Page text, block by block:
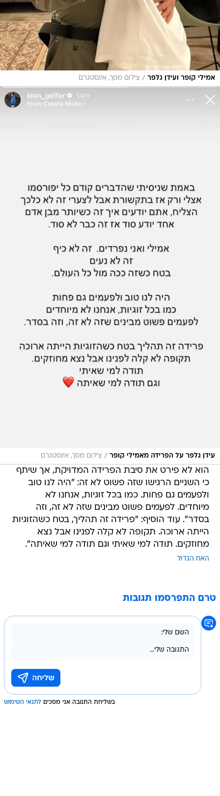
אמילי קופר ועידן גלפר / צילום מסך, אינסטגרם
עידן גלפר על הפרידה מאמילי קופר / צילום מסך, אינסטגרם
הוא לא פירט את סיבת הפרידה המדויקת, אך שיתף
כי השניים הרגישו שזה פשוט לא זה: "היה לנו טוב
ולפעמים גם פחות. כמו בכל זוגיות, אנחנו לא
מיוחדים. לפעמים פשוט מבינים שזה לא זה, וזה
בסדר". עוד הוסיף: "פרידה זה תהליך, בטח כשהזוגיות
הייתה ארוכה. תקופה לא קלה לפנינו אבל נצא
מחוזקים. תודה למי שאיתי וגם תודה למי שאיתה".
האח הגדול
טרם התפרסמו תגובות
בשליחת התגובה אני מסכים לתנאי השימוש